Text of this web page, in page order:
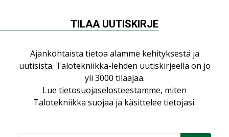
Sähköistyminen kasvaa voimakkaasti:
erilliset teknologiat tuodaan yhteen”
AJANKOHTAISTA,TILAAJILLE
Puutteellinen eristys lisää lämpöhäviöitä
LEHDEN ARTIKKELIT
vakiinnuttavat asemansa taloyhtiöissä
TILAA UUTISKIRJE
Ajankohtaista tietoa alamme kehityksestä ja
uutisista. Talotekniikka-lehden uutiskirjeellä on jo
yli 3000 tilaajaa.
Lue tietosuojaselosteestamme, miten
Talotekniikka suojaa ja käsittelee tietojasi.